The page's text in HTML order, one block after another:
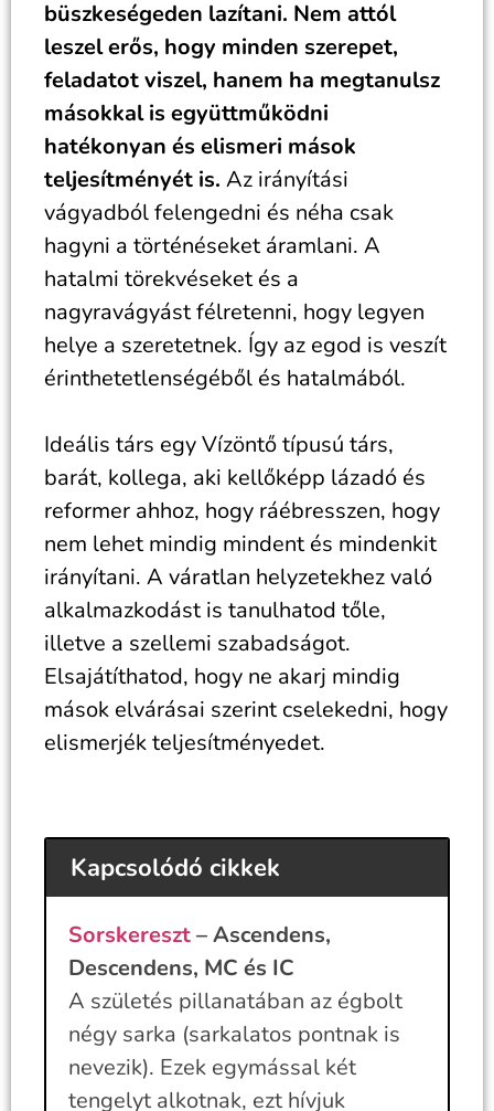
büszkeségeden lazítani. Nem attól
leszel erős, hogy minden szerepet,
feladatot viszel, hanem ha megtanulsz
másokkal is együttműködni
hatékonyan és elismeri mások
teljesítményét is. Az irányítási
vágyadból felengedni és néha csak
hagyni a történéseket áramlani. A
hatalmi törekvéseket és a
nagyravágyást félretenni, hogy legyen
helye a szeretetnek. Így az egod is veszít
érinthetetlenségéből és hatalmából.
Ideális társ egy Vízöntő típusú társ,
barát, kollega, aki kellőképp lázadó és
reformer ahhoz, hogy ráébresszen, hogy
nem lehet mindig mindent és mindenkit
irányítani. A váratlan helyzetekhez való
alkalmazkodást is tanulhatod tőle,
illetve a szellemi szabadságot.
Elsajátíthatod, hogy ne akarj mindig
mások elvárásai szerint cselekedni, hogy
elismerjék teljesítményedet.
Kapcsolódó cikkek
Sorskereszt– Ascendens,
Descendens, MC és IC
A születés pillanatában az égbolt
négy sarka (sarkalatos pontnak is
nevezik). Ezek egymással két
tengelyt alkotnak, ezt hívjuk